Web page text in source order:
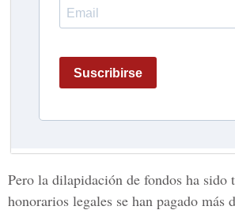
Pero la dilapidación de fondos ha sido
honorarios legales se han pagado más